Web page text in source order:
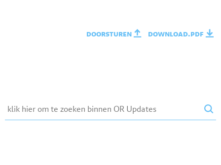
doorsturen download.pdf